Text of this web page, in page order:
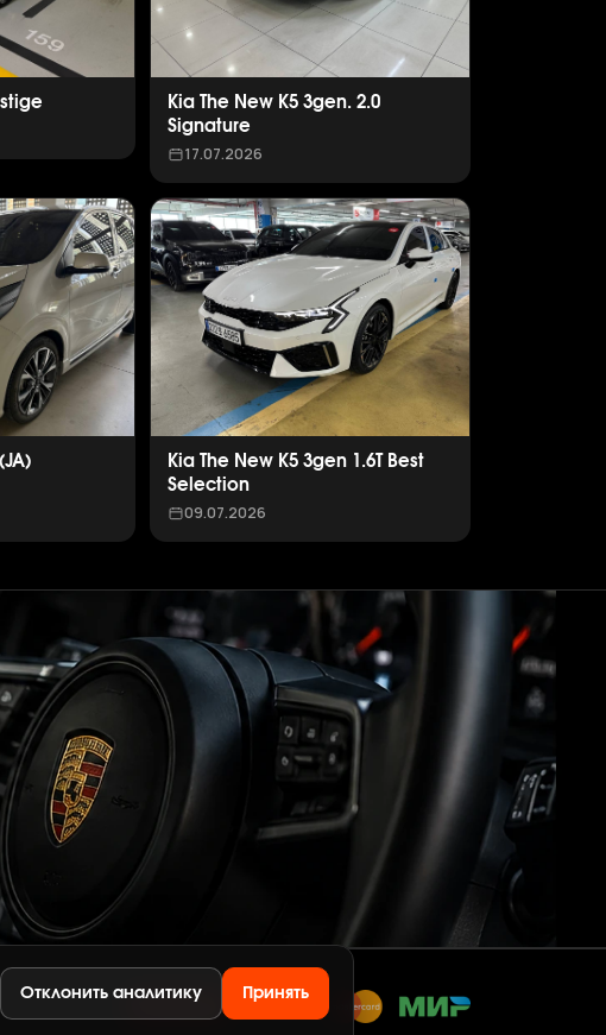
Kia The New K5 3gen. 2.0
Signature
17.07.2026
Kia The New K5 3gen 1.6T Best
Selection
09.07.2026
Отклонить аналитику Принять